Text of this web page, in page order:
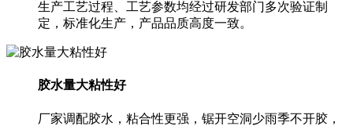
生产工艺过程、工艺参数均经过研发部门多次验证制
定，标准化生产，产品品质高度一致。
胶水量大粘性好
厂家调配胶水，粘合性更强，锯开空洞少雨季不开胶，